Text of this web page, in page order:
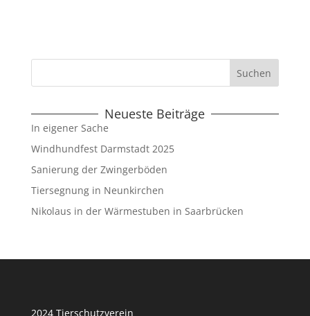
Neueste Beiträge
In eigener Sache
Windhundfest Darmstadt 2025
Sanierung der Zwingerböden
Tiersegnung in Neunkirchen
Nikolaus in der Wärmestuben in Saarbrücken
2024 Tierschutzverein